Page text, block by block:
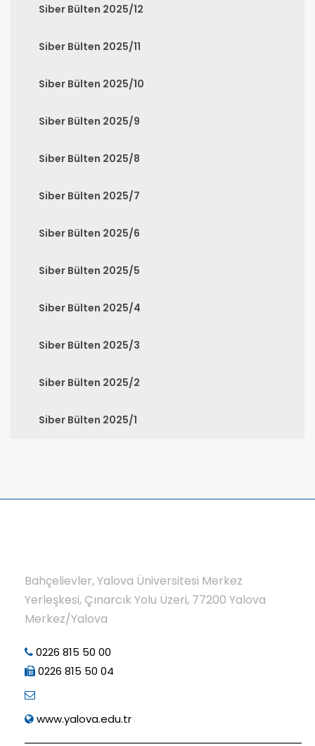
Siber Bülten 2025/12
Siber Bülten 2025/11
Siber Bülten 2025/10
Siber Bülten 2025/9
Siber Bülten 2025/8
Siber Bülten 2025/7
Siber Bülten 2025/6
Siber Bülten 2025/5
Siber Bülten 2025/4
Siber Bülten 2025/3
Siber Bülten 2025/2
Siber Bülten 2025/1
Bahçelievler, Yalova Üniversitesi Merkez
Yerleşkesi, Çınarcık Yolu Üzeri, 77200 Yalova
Merkez/Yalova
0226 815 50 00
0226 815 50 04
www.yalova.edu.tr